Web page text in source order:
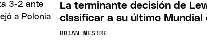
La terminante decisión de
clasificar a su último Mundial
BRIAN MESTRE